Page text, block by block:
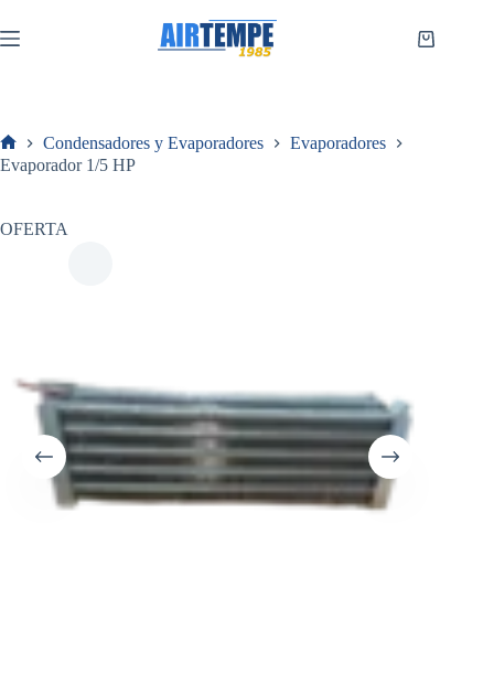
al
contenido
Carro
Inicio
Condensadores y Evaporadores
Evaporadores
Evaporador 1/5 HP
OFERTA